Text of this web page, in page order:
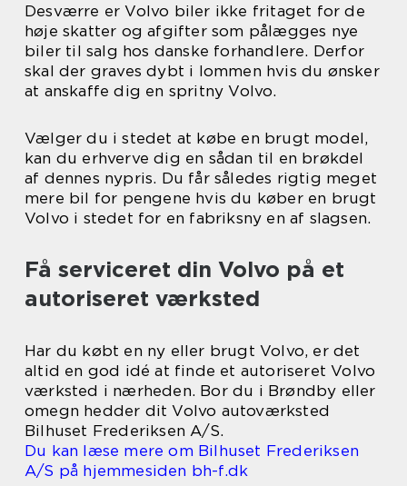
Desværre er Volvo biler ikke fritaget for de
høje skatter og afgifter som pålægges nye
biler til salg hos danske forhandlere. Derfor
skal der graves dybt i lommen hvis du ønsker
at anskaffe dig en spritny Volvo.
Vælger du i stedet at købe en brugt model,
kan du erhverve dig en sådan til en brøkdel
af dennes nypris. Du får således rigtig meget
mere bil for pengene hvis du køber en brugt
Volvo i stedet for en fabriksny en af slagsen.
Få serviceret din Volvo på et
autoriseret værksted
Har du købt en ny eller brugt Volvo, er det
altid en god idé at finde et autoriseret Volvo
værksted i nærheden. Bor du i Brøndby eller
omegn hedder dit Volvo autoværksted
Bilhuset Frederiksen A/S.
Du kan læse mere om Bilhuset Frederiksen
A/S på hjemmesiden bh-f.dk